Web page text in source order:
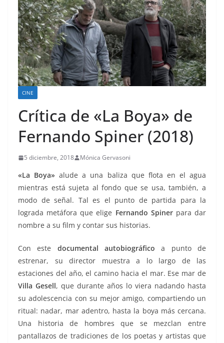
CINE
Crítica de «La Boya» de
Fernando Spiner (2018)
5 diciembre, 2018 Mónica Gervasoni
«La Boya» alude a una baliza que flota en el agua
mientras está sujeta al fondo que se usa, también, a
modo de señal. Tal es el punto de partida para la
lograda metáfora que elige Fernando Spinerpara dar
nombre a su film y contar sus historias.
Con este documental autobiográfico a punto de
estrenar, su director muestra a lo largo de las
estaciones del año, el camino hacia el mar. Ese mar de
Villa Gesell, que durante años lo viera nadando hasta
su adolescencia con su mejor amigo, compartiendo un
ritual: nadar, mar adentro, hasta la boya más cercana.
Una historia de hombres que se mezclan entre
pantallazos de tradiciones de los poetas y artistas que